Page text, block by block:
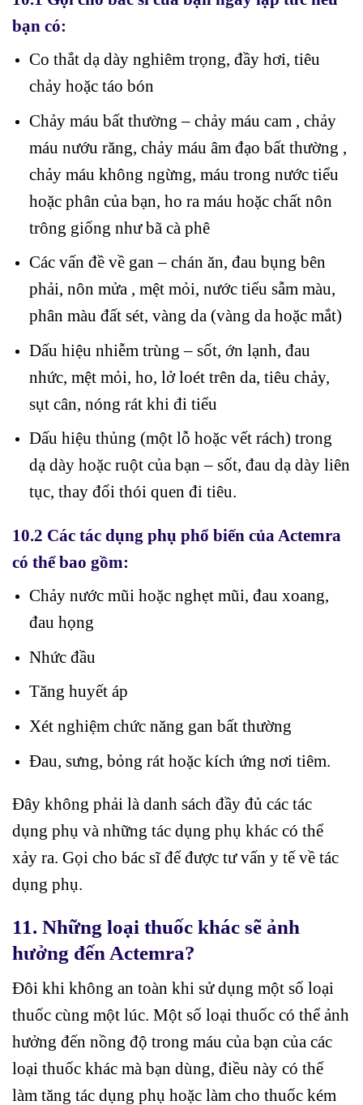
bạn có:
Co thắt dạ dày nghiêm trọng, đầy hơi, tiêu
chảy hoặc táo bón
Chảy máu bất thường – chảy máu cam , chảy
máu nướu răng, chảy máu âm đạo bất thường ,
chảy máu không ngừng, máu trong nước tiểu
hoặc phân của bạn, ho ra máu hoặc chất nôn
trông giống như bã cà phê
Các vấn đề về gan – chán ăn, đau bụng bên
phải, nôn mửa , mệt mỏi, nước tiểu sẫm màu,
phân màu đất sét, vàng da (vàng da hoặc mắt)
Dấu hiệu nhiễm trùng – sốt, ớn lạnh, đau
nhức, mệt mỏi, ho, lở loét trên da, tiêu chảy,
sụt cân, nóng rát khi đi tiểu
Dấu hiệu thủng (một lỗ hoặc vết rách) trong
dạ dày hoặc ruột của bạn – sốt, đau dạ dày liên
tục, thay đổi thói quen đi tiêu.
10.2 Các tác dụng phụ phổ biến của Actemra
có thể bao gồm:
Chảy nước mũi hoặc nghẹt mũi, đau xoang,
đau họng
Nhức đầu
Tăng huyết áp
Xét nghiệm chức năng gan bất thường
Đau, sưng, bỏng rát hoặc kích ứng nơi tiêm.
Đây không phải là danh sách đầy đủ các tác
dụng phụ và những tác dụng phụ khác có thể
xảy ra. Gọi cho bác sĩ để được tư vấn y tế về tác
dụng phụ.
11. Những loại thuốc khác sẽ ảnh
hưởng đến Actemra?
Đôi khi không an toàn khi sử dụng một số loại
thuốc cùng một lúc. Một số loại thuốc có thể ảnh
hưởng đến nồng độ trong máu của bạn của các
loại thuốc khác mà bạn dùng, điều này có thể
làm tăng tác dụng phụ hoặc làm cho thuốc kém